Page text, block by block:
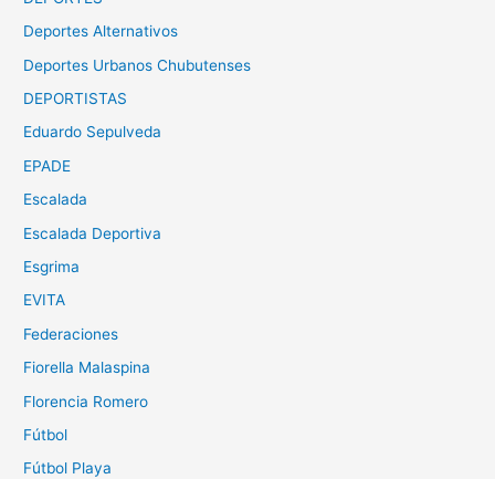
Deportes Alternativos
Deportes Urbanos Chubutenses
DEPORTISTAS
Eduardo Sepulveda
EPADE
Escalada
Escalada Deportiva
Esgrima
EVITA
Federaciones
Fiorella Malaspina
Florencia Romero
Fútbol
Fútbol Playa